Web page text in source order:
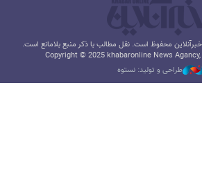
محفوظ است. نقل مطالب با ذکر منبع بلامانع است.
Copyright © 2025 khabaronline News
طراحی و تولید: نستوه